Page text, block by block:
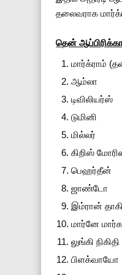
தலைவராக
தென்
மார்க்ராம்
ஆம்லா
டிவிலியர்ஸ்
டுமினி
மில்லர்
கிறிஸ்
பெஹர்தீன்
ஜாண்டோ
இம்ரான்
மார்னே
லுங்கி நிகிதி
பிளக்வாயோ